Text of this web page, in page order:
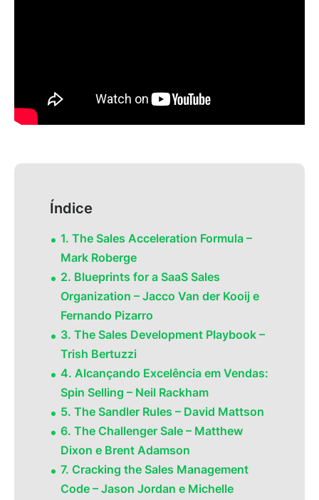
Índice
1. The Sales Acceleration Formula –
Mark Roberge
2. Blueprints for a SaaS Sales
Organization – Jacco Van der Kooij e
Fernando Pizarro
3. The Sales Development Playbook –
Trish Bertuzzi
4. Alcançando Excelência em Vendas:
Spin Selling – Neil Rackham
5. The Sandler Rules – David Mattson
6. The Challenger Sale – Matthew
Dixon e Brent Adamson
7. Cracking the Sales Management
Code – Jason Jordan e Michelle